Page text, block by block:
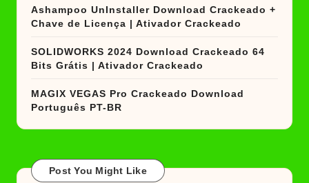
Ashampoo UnInstaller Download Crackeado +
Chave de Licença | Ativador Crackeado
SOLIDWORKS 2024 Download Crackeado 64
Bits Grátis | Ativador Crackeado
MAGIX VEGAS Pro Crackeado Download
Português PT-BR
Post You Might Like